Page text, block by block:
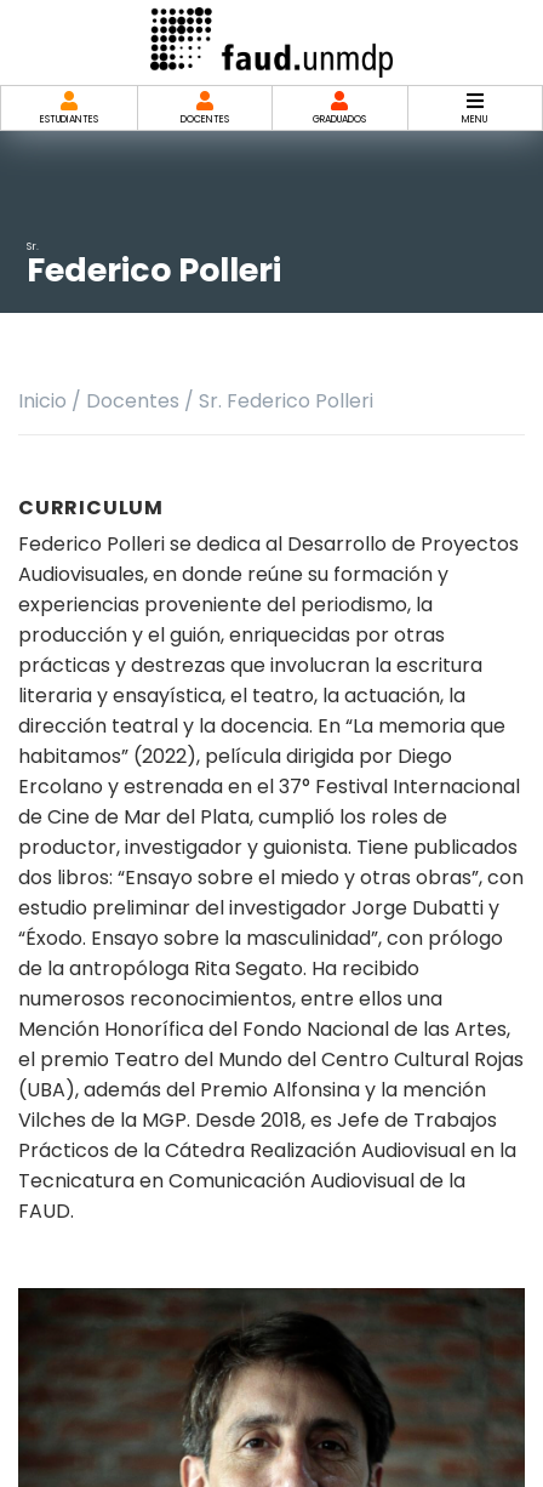
ESTUDIANTES DOCENTES GRADUADOS MENU
Sr.
Federico Polleri
Inicio / Docentes / Sr. Federico Polleri
CURRICULUM
Federico Polleri se dedica al Desarrollo de Proyectos
Audiovisuales, en donde reúne su formación y
experiencias proveniente del periodismo, la
producción y el guión, enriquecidas por otras
prácticas y destrezas que involucran la escritura
literaria y ensayística, el teatro, la actuación, la
dirección teatral y la docencia. En “La memoria que
habitamos” (2022), película dirigida por Diego
Ercolano y estrenada en el 37° Festival Internacional
de Cine de Mar del Plata, cumplió los roles de
productor, investigador y guionista. Tiene publicados
dos libros: “Ensayo sobre el miedo y otras obras”, con
estudio preliminar del investigador Jorge Dubatti y
“Éxodo. Ensayo sobre la masculinidad”, con prólogo
de la antropóloga Rita Segato. Ha recibido
numerosos reconocimientos, entre ellos una
Mención Honorífica del Fondo Nacional de las Artes,
el premio Teatro del Mundo del Centro Cultural Rojas
(UBA), además del Premio Alfonsina y la mención
Vilches de la MGP. Desde 2018, es Jefe de Trabajos
Prácticos de la Cátedra Realización Audiovisual en la
Tecnicatura en Comunicación Audiovisual de la
FAUD.